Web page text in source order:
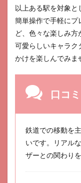
以上ある駅を対象と
簡単操作で手軽にプ
ど、色々な楽しみ方
可愛らしいキャラク
かけを楽しんでみま
口コミ
鉄道での移動を
いです。リアル
ザーとの関わり